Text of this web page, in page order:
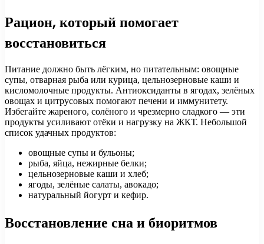
Рацион, который помогает
восстановиться
Питание должно быть лёгким, но питательным: овощные
супы, отварная рыба или курица, цельнозерновые каши и
кисломолочные продукты. Антиоксиданты в ягодах, зелёных
овощах и цитрусовых помогают печени и иммунитету.
Избегайте жареного, солёного и чрезмерно сладкого — эти
продукты усиливают отёки и нагрузку на ЖКТ. Небольшой
список удачных продуктов:
овощные супы и бульоны;
рыба, яйца, нежирные белки;
цельнозерновые каши и хлеб;
ягоды, зелёные салаты, авокадо;
натуральный йогурт и кефир.
Восстановление сна и биоритмов